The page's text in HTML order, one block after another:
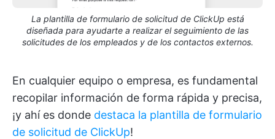
La plantilla de formulario de solicitud de ClickUp está
diseñada para ayudarte a realizar el seguimiento de las
solicitudes de los empleados y de los contactos externos.
En cualquier equipo o empresa, es fundamental
recopilar información de forma rápida y precisa,
¡y ahí es donde destaca la plantilla de formulario
de solicitud de ClickUp!